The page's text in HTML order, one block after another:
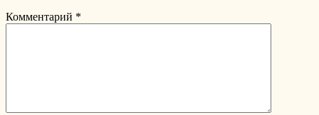
Комментарий *